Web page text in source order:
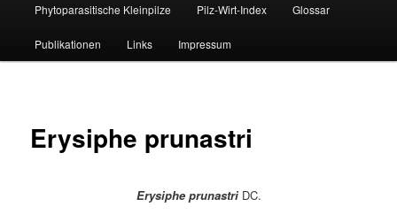
Phytoparasitische Kleinpilze Pilz-Wirt-Index Glossar
Publikationen Links Impressum
Erysiphe prunastri
Erysiphe prunastriDC.